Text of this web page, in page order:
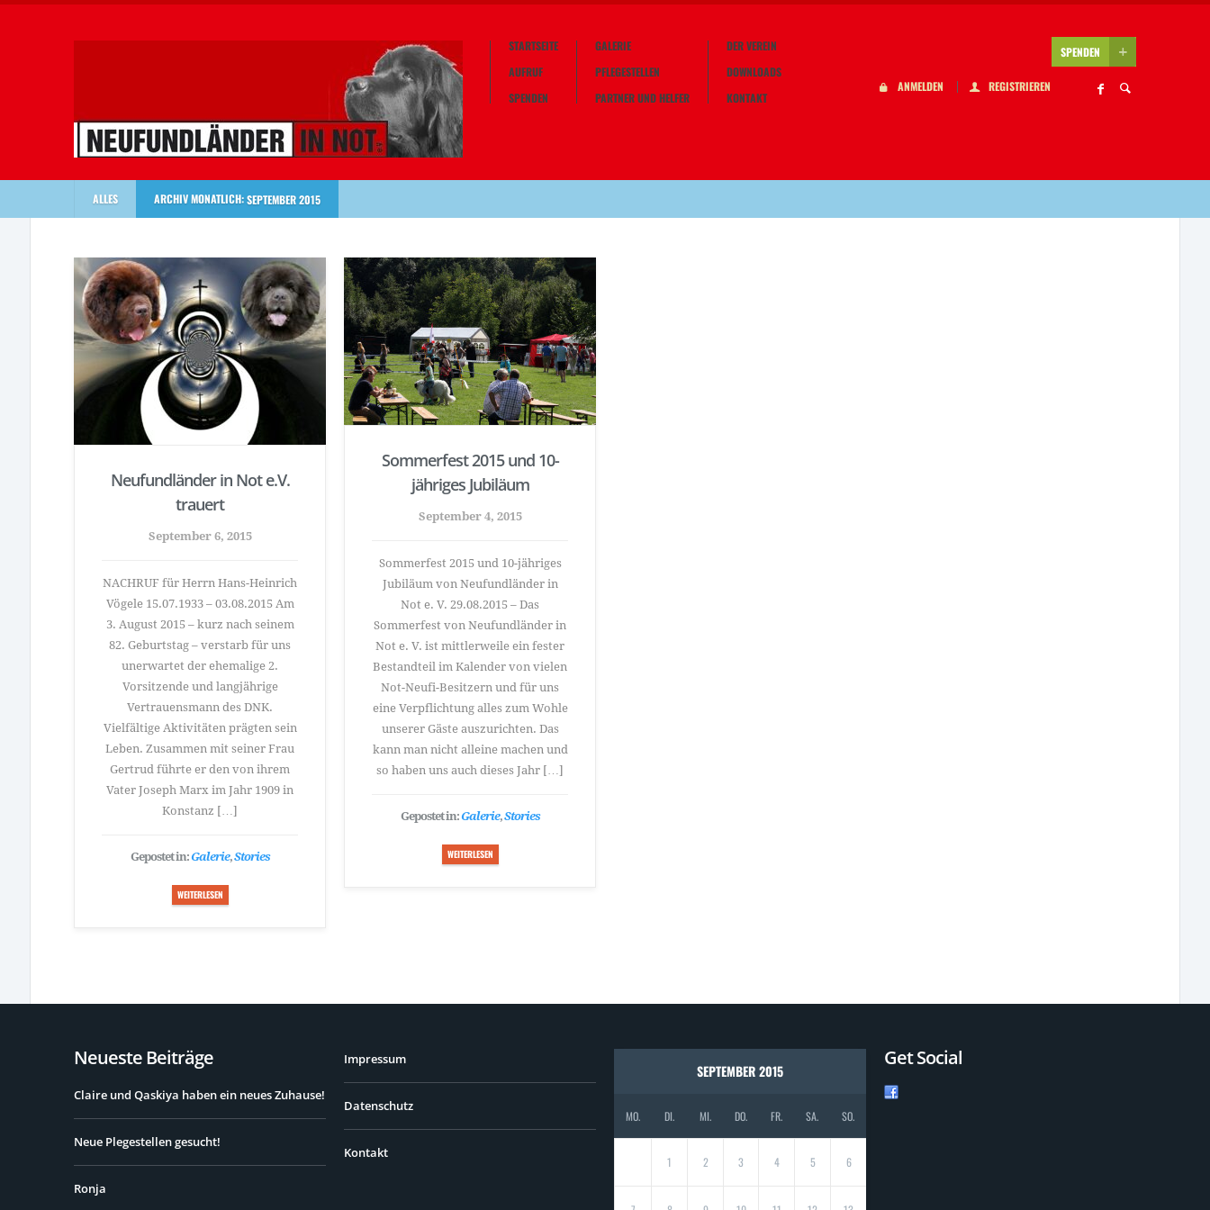
STARTSEITE
AUFRUF
SPENDEN
GALERIE
PFLEGESTELLEN
PARTNER UND HELFER
DER VEREIN
DOWNLOADS
KONTAKT
SPENDEN
ANMELDEN REGISTRIEREN
ALLES ARCHIV MONATLICH:SEPTEMBER 2015
Neufundländer in Not e.V.
trauert
September 6, 2015
NACHRUF für Herrn Hans-Heinrich
Vögele 15.07.1933 – 03.08.2015 Am
3. August 2015 – kurz nach seinem
82. Geburtstag – verstarb für uns
unerwartet der ehemalige 2.
Vorsitzende und langjährige
Vertrauensmann des DNK.
Vielfältige Aktivitäten prägten sein
Leben. Zusammen mit seiner Frau
Gertrud führte er den von ihrem
Vater Joseph Marx im Jahr 1909 in
Konstanz […]
Gepostet in:Galerie,Stories
WEITERLESEN
Sommerfest 2015 und 10-
jähriges Jubiläum
September 4, 2015
Sommerfest 2015 und 10-jähriges
Jubiläum von Neufundländer in
Not e. V. 29.08.2015 – Das
Sommerfest von Neufundländer in
Not e. V. ist mittlerweile ein fester
Bestandteil im Kalender von vielen
Not-Neufi-Besitzern und für uns
eine Verpflichtung alles zum Wohle
unserer Gäste auszurichten. Das
kann man nicht alleine machen und
so haben uns auch dieses Jahr […]
Gepostet in:Galerie,Stories
WEITERLESEN
Neueste Beiträge
Claire und Qaskiya haben ein neues Zuhause!
Neue Plegestellen gesucht!
Ronja
Impressum
Datenschutz
Kontakt
SEPTEMBER 2015
MO. DI. MI. DO. FR. SA. SO.
1 2 3 4 5 6
Get Social